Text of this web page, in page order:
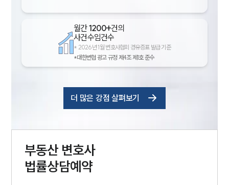
월간1200+건의
사건수임건수
* 2026년 1월 변호사협회 경유증표 발급 기준
*대한변협 광고 규정 제4조 제1호 준수
더 많은 강점 살펴보기
부동산 변호사
법률상담예약